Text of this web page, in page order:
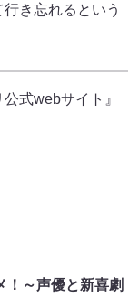
き忘れるという
式webサイト』
～声優と新喜劇